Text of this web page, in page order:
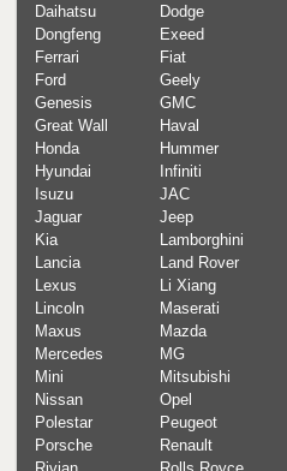
Daihatsu
Dodge
Dongfeng
Exeed
Ferrari
Fiat
Ford
Geely
Genesis
GMC
Great Wall
Haval
Honda
Hummer
Hyundai
Infiniti
Isuzu
JAC
Jaguar
Jeep
Kia
Lamborghini
Lancia
Land Rover
Lexus
Li Xiang
Lincoln
Maserati
Maxus
Mazda
Mercedes
MG
Mini
Mitsubishi
Nissan
Opel
Polestar
Peugeot
Porsche
Renault